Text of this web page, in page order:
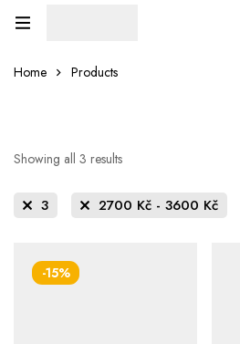
Home Products
Showing all 3 results
3 2700 Kč - 3600 Kč
-15%